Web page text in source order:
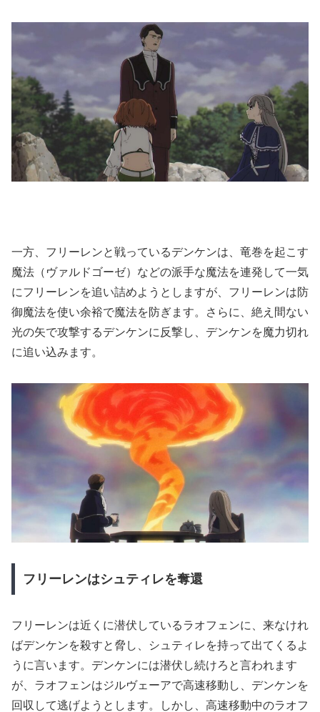
一方、フリーレンと戦っているデンケンは、竜巻を起こす
魔法（ヴァルドゴーゼ）などの派手な魔法を連発して一気
にフリーレンを追い詰めようとしますが、フリーレンは防
御魔法を使い余裕で魔法を防ぎます。さらに、絶え間ない
光の矢で攻撃するデンケンに反撃し、デンケンを魔力切れ
に追い込みます。
フリーレンはシュティレを奪還
フリーレンは近くに潜伏しているラオフェンに、来なけれ
ばデンケンを殺すと脅し、シュティレを持って出てくるよ
うに言います。デンケンには潜伏し続けろと言われます
が、ラオフェンはジルヴェーアで高速移動し、デンケンを
回収して逃げようとします。しかし、高速移動中のラオフ